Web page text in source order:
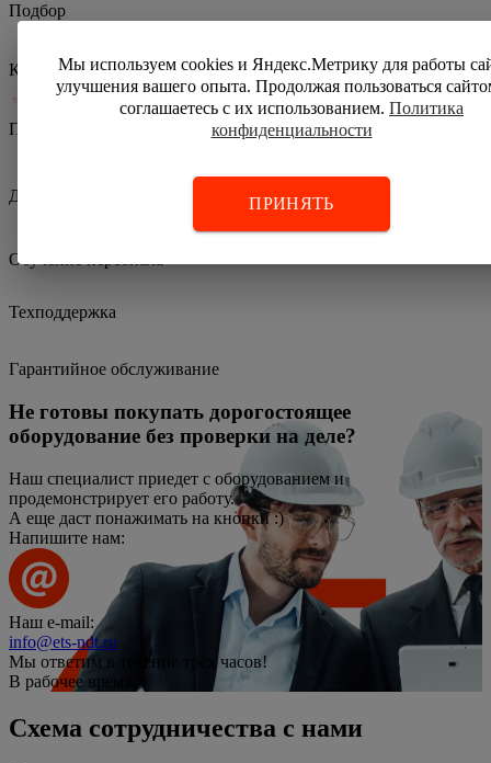
Мы используем cookies и Яндекс.Метрику для работы
улучшения вашего опыта. Продолжая пользоваться
соглашаетесь с их использованием. Политика
конфиденциальности
ПРИНЯТЬ
Подбор
Калибровка
Поверка
Доставка
Обучение персонала
Техподдержка
Гарантийное обслуживание
Не готовы покупать дорогостоящее
оборудование без проверки на деле?
Наш специалист приедет с оборудованием и
продемонстрирует его работу.
А еще даст понажимать на кнопки :)
Напишите нам:
Наш e-mail:
info@ets-ndt.ru
Мы ответим в течение
трёх часов!
В рабочее время.
Схема сотрудничества с нами